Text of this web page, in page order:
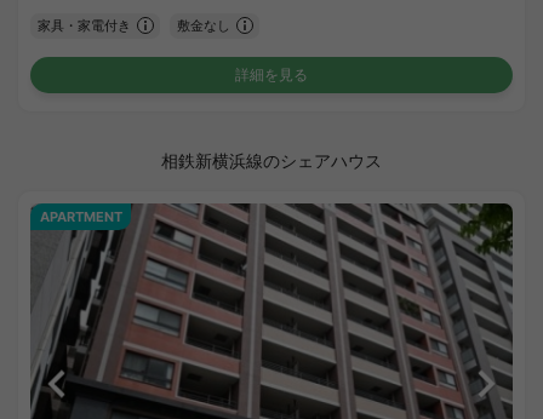
家具・家電付き 敷金なし
詳細を見る
相鉄新横浜線のシェアハウス
APARTMENT